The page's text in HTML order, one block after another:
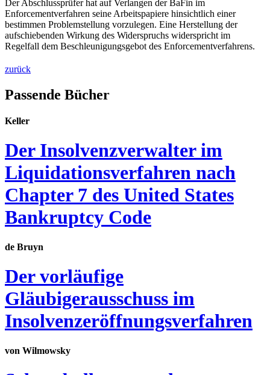
Der Abschlussprüfer hat auf Verlangen der BaFin im
Enforcementverfahren seine Arbeitspapiere hinsichtlich einer
bestimmen Problemstellung vorzulegen. Eine Herstellung der
aufschiebenden Wirkung des Widerspruchs widerspricht im
Regelfall dem Beschleunigungsgebot des Enforcementverfahrens.
zurück
Passende Bücher
Keller
Der Insolvenzverwalter im
Liquidationsverfahren nach
Chapter 7 des United States
Bankruptcy Code
de Bruyn
Der vorläufige
Gläubigerausschuss im
Insolvenzeröffnungsverfahren
von Wilmowsky